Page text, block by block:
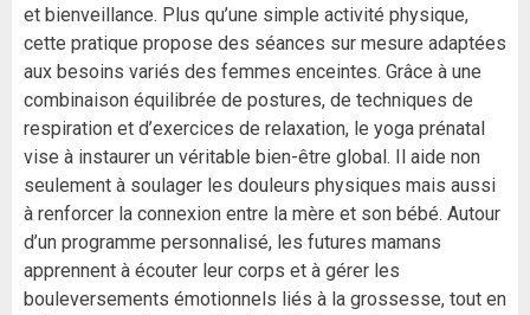
et bienveillance. Plus qu’une simple activité physique,
cette pratique propose des séances sur mesure adaptées
aux besoins variés des femmes enceintes. Grâce à une
combinaison équilibrée de postures, de techniques de
respiration et d’exercices de relaxation, le yoga prénatal
vise à instaurer un véritable bien-être global. Il aide non
seulement à soulager les douleurs physiques mais aussi
à renforcer la connexion entre la mère et son bébé. Autour
d’un programme personnalisé, les futures mamans
apprennent à écouter leur corps et à gérer les
bouleversements émotionnels liés à la grossesse, tout en